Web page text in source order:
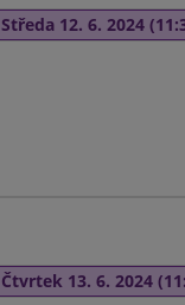
Středa 12. 6. 2024
Čtvrtek 13. 6. 2024